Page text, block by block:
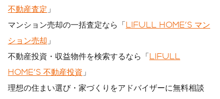
不動産査定 」
マンション売却の一括査定なら「LIFULL HOME'S マン
ション売却 」
不動産投資・収益物件を検索するなら「LIFULL
HOME'S 不動産投資 」
理想の住まい選び・家づくりをアドバイザーに無料相談